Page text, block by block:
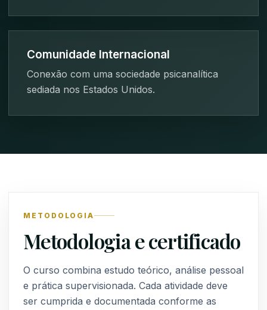
Comunidade Internacional
Conexão com uma sociedade psicanalítica
sediada nos Estados Unidos.
METODOLOGIA
Metodologia e certificado
O curso combina estudo teórico, análise pessoal
e prática supervisionada. Cada atividade deve
ser cumprida e documentada conforme as